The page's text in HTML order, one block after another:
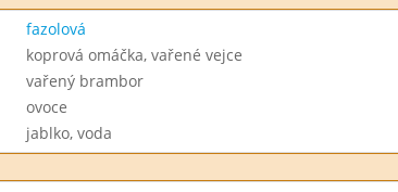
fazolová
koprová omáčka, vařené vejce
vařený brambor
ovoce
jablko, voda